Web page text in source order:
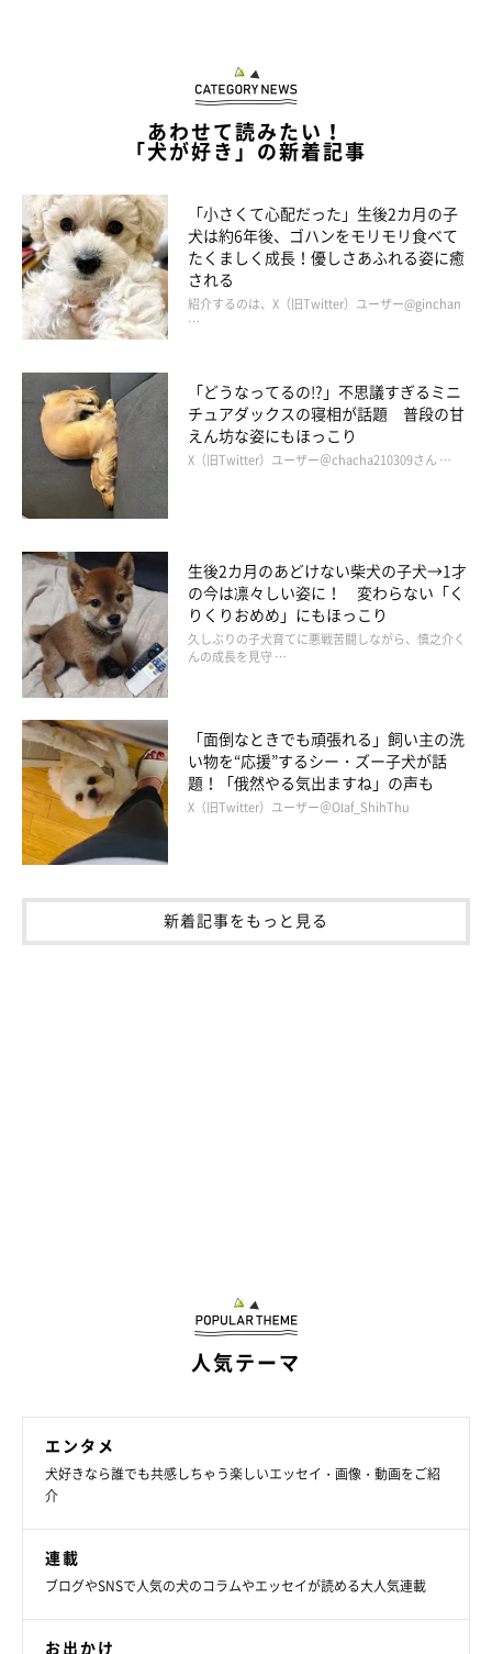
あわせて読みたい！
「犬が好き」の新着記事
「小さくて心配だった」生後2カ月の子
犬は約6年後、ゴハンをモリモリ食べて
たくましく成長！優しさあふれる姿に癒
される
紹介するのは、X（旧Twitter）ユーザー@ginchan
…
「どうなってるの!?」不思議すぎるミニ
チュアダックスの寝相が話題 普段の甘
えん坊な姿にもほっこり
X（旧Twitter）ユーザー＠chacha210309さん …
生後2カ月のあどけない柴犬の子犬→1才
の今は凛々しい姿に！ 変わらない「く
りくりおめめ」にもほっこり
久しぶりの子犬育てに悪戦苦闘しながら、慎之介く
んの成長を見守 …
「面倒なときでも頑張れる」飼い主の洗
い物を“応援”するシー・ズー子犬が話
題！「俄然やる気出ますね」の声も
X（旧Twitter）ユーザー＠Olaf_ShihThu
新着記事をもっと見る
人気テーマ
エンタメ
犬好きなら誰でも共感しちゃう楽しいエッセイ・画像・動画をご紹
介
連載
ブログやSNSで人気の犬のコラムやエッセイが読める大人気連載
お出かけ